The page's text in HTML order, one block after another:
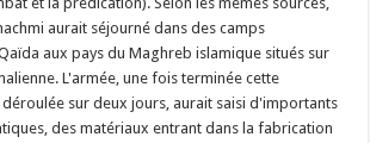
aurait séjourné dans des camps
aux pays du Maghreb islamique situés sur
L'armée, une fois terminée cette
sur deux jours, aurait saisi d'importants
des matériaux entrant dans la fabrication